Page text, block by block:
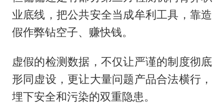
业底线，把公共安全当成牟利工具，靠造
假作弊钻空子、赚快钱。
虚假的检测数据，不仅让严谨的制度彻底
形同虚设，更让大量问题产品合法横行，
埋下安全和污染的双重隐患。